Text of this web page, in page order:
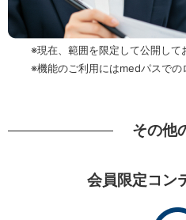
※現在、範囲を限定して公開して
※機能のご利用にはmedパスでの
その他
会員限定コン